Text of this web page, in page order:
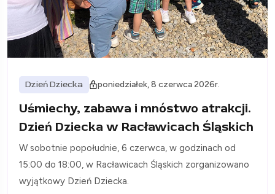
Dzień Dziecka poniedziałek, 8 czerwca 2026r.
Uśmiechy, zabawa i mnóstwo atrakcji.
Dzień Dziecka w Racławicach Śląskich
W sobotnie popołudnie, 6 czerwca, w godzinach od
15:00 do 18:00, w Racławicach Śląskich zorganizowano
wyjątkowy Dzień Dziecka.